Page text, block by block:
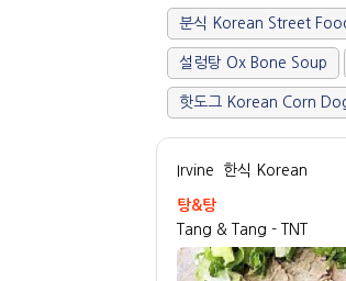
분식 Korean Street
설렁탕 Ox Bone Soup
핫도그 Korean Corn
Irvine 한식 Korean
탕&탕
Tang & Tang - TNT